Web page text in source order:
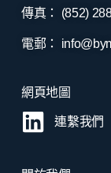
傳真： (852)
電郵：
網頁地圖
連繫我們